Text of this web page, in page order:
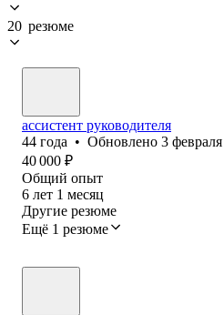
20 резюме
ассистент руководителя
44 года • Обновлено 3
40 000 ₽
Общий опыт
6 лет 1 месяц
Другие резюме
Ещё 1 резюме